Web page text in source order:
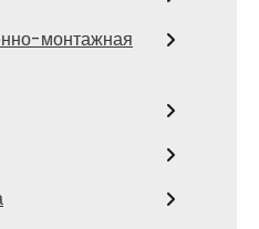
монтажная